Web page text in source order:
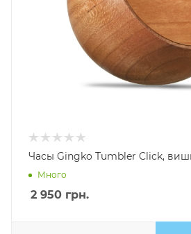
Часы Gingko Tumbler Click,
Много
2 950 грн.